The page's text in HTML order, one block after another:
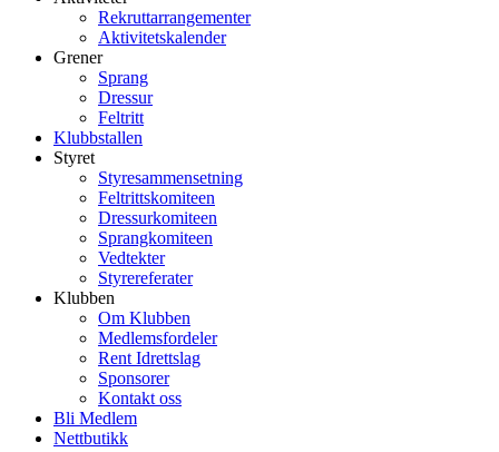
Rekruttarrangementer
Aktivitetskalender
Grener
Sprang
Dressur
Feltritt
Klubbstallen
Styret
Styresammensetning
Feltrittskomiteen
Dressurkomiteen
Sprangkomiteen
Vedtekter
Styrereferater
Klubben
Om Klubben
Medlemsfordeler
Rent Idrettslag
Sponsorer
Kontakt oss
Bli Medlem
Nettbutikk